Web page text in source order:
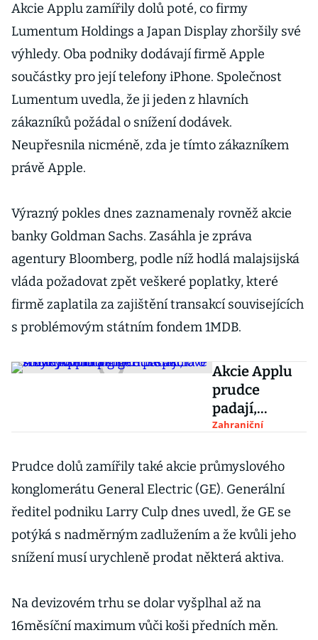
Akcie Applu zamířily dolů poté, co firmy
Lumentum Holdings a Japan Display zhoršily své
výhledy. Oba podniky dodávají firmě Apple
součástky pro její telefony iPhone. Společnost
Lumentum uvedla, že ji jeden z hlavních
zákazníků požádal o snížení dodávek.
Neupřesnila nicméně, zda je tímto zákazníkem
právě Apple.
Výrazný pokles dnes zaznamenaly rovněž akcie
banky Goldman Sachs. Zasáhla je zpráva
agentury Bloomberg, podle níž hodlá malajsijská
vláda požadovat zpět veškeré poplatky, které
firmě zaplatila za zajištění transakcí souvisejících
s problémovým státním fondem 1MDB.
Akcie Applu
prudce
padají,
stahují sebou
akciové trhy.
Hodnota
gigantu
spadla o
stovky
miliard
Zahraniční
Prudce dolů zamířily také akcie průmyslového
konglomerátu General Electric (GE). Generální
ředitel podniku Larry Culp dnes uvedl, že GE se
potýká s nadměrným zadlužením a že kvůli jeho
snížení musí urychleně prodat některá aktiva.
Na devizovém trhu se dolar vyšplhal až na
16měsíční maximum vůči koši předních měn.